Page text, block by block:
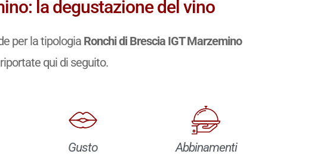
la degustazione del vino
per la tipologia Ronchi di Brescia IGT Marzemino
qui di seguito.
Gusto
Abbinamenti